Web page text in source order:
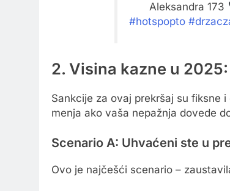
Aleksandra 173
#hotspopto
2. Visina kazne u
Sankcije za ovaj prekršaj su fiksne
menja ako vaša nepažnja dovede
Scenario A: Uhvaćeni ste u
Ovo je najčešći scenario –